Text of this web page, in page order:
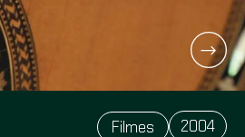
Filmes 2004